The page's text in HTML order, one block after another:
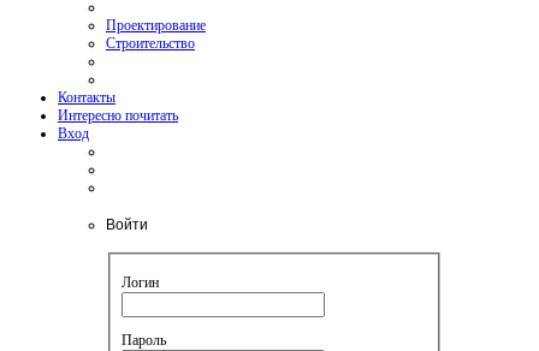
Проектирование
Строительство
Контакты
Интересно почитать
Вход
Войти
Логин
Пароль